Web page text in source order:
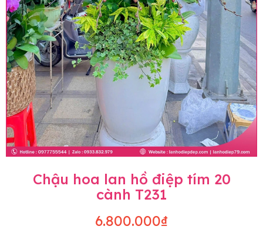
Chậu hoa lan hồ điệp tím 20
cành T231
6.800.000₫